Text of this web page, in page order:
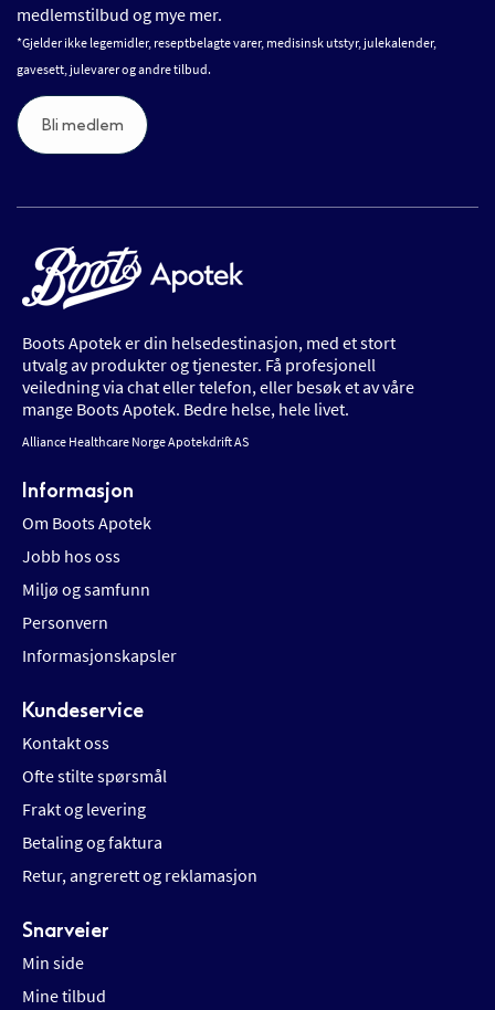
medlemstilbud og mye mer.
*Gjelder ikke legemidler, reseptbelagte varer, medisinsk utstyr, julekalender,
gavesett, julevarer og andre tilbud.
Bli medlem
Boots Apotek er din helsedestinasjon, med et stort
utvalg av produkter og tjenester. Få profesjonell
veiledning via chat eller telefon, eller besøk et av våre
mange Boots Apotek. Bedre helse, hele livet.
Alliance Healthcare Norge Apotekdrift AS
Informasjon
Om Boots Apotek
Jobb hos oss
Miljø og samfunn
Personvern
Informasjonskapsler
Kundeservice
Kontakt oss
Ofte stilte spørsmål
Frakt og levering
Betaling og faktura
Retur, angrerett og reklamasjon
Snarveier
Min side
Mine tilbud